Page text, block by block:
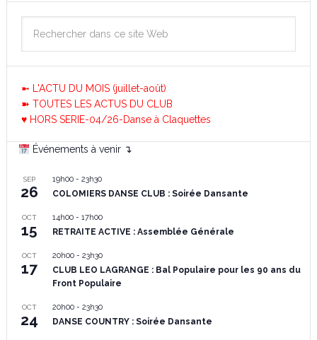
➼ L'ACTU DU MOIS (juillet-août)
➽ TOUTES LES ACTUS DU CLUB
♥ HORS SERIE-04/26-Danse à Claquettes
Événements à venir ↴
SEP
26
19h00- 23h30
COLOMIERS DANSE CLUB : Soirée Dansante
OCT
15
14h00- 17h00
RETRAITE ACTIVE : Assemblée Générale
OCT
17
20h00- 23h30
CLUB LEO LAGRANGE : Bal Populaire pour les 90 ans du
Front Populaire
OCT
24
20h00- 23h30
DANSE COUNTRY : Soirée Dansante